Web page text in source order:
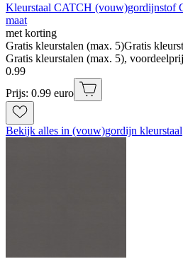
Kleurstaal CATCH (vouw)gordijnstof
maat
met korting
Gratis kleurstalen (max. 5)Gratis
Gratis kleurstalen (max. 5),
0.99
Prijs: 0.99 euro
Bekijk alles in (vouw)gordijn kleurstaal